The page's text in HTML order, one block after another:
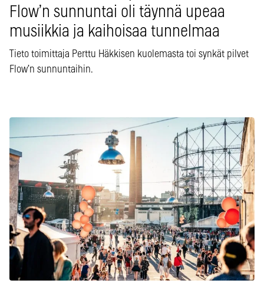
Flow’n sunnuntai oli täynnä upeaa
musiikkia ja kaihoisaa tunnelmaa
Tieto toimittaja Perttu Häkkisen kuolemasta toi synkät pilvet
Flow’n sunnuntaihin.